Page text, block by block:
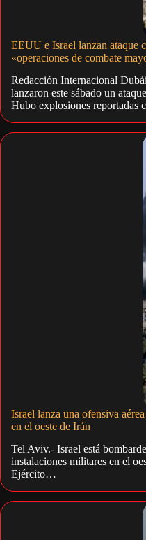
EEUU e Israel lanzan ataque
«operaciones de combate
Redacción Internacional
lanzaron este sábado un
Hubo explosiones reportadas
Israel lanza una ofensiva
en el oeste de Irán
Tel Aviv.- Israel está
instalaciones militares en el
Ejército…